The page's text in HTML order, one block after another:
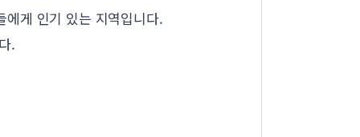
에게 인기 있는 지역입니다.
.